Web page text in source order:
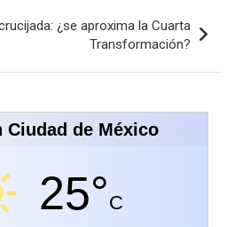
¿se aproxima la Cuarta
Transformación?
Ciudad de México
25°C